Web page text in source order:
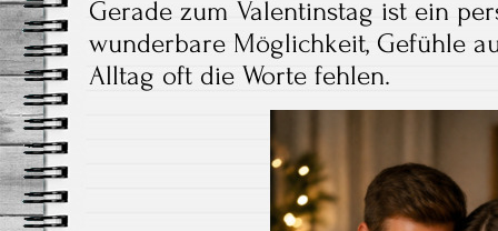
Gerade zum Valentinstag ist ein
wunderbare Möglichkeit, Gefühle
Alltag oft die Worte fehlen.